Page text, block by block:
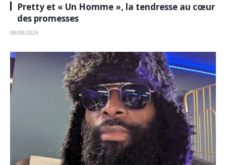
Pretty et « Un Homme », la tendresse au cœur
des promesses
08/08/2026